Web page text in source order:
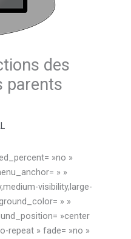
des
parents
»no »
» »
visibility,large-
» »
»center
repeat » fade= »no »